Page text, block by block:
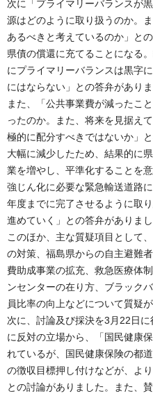
次に「プライマリーバランスが
源はどのように取り扱うのか。
あるべきと考えているのか」と
県債の償還に充てることになる
にプライマリーバランスは黒字
にはならない」との答弁がありま
また、「公共事業費が減ったこ
ったのか。また、将来を見据え
極的に配分すべきではないか」
大幅に減少したため、結果的に
業を増やし、平準化することを
強じん化に必要な緊急輸送道路
年度までに完了させるように取
進めていく」との答弁がありまし
このほか、主な質疑項目として
の対策、福島県からの自主避難
費助成事業の拡充、救急医療体
ンセンターの在り方、ブラック
員比率の向上などについて質疑が
次に、討論及び採決を3月22日
に反対の立場から、「国民健康
れているが、国民健康保険の都
の徴収目標押し付けなどが、よ
との討論がありました。また、